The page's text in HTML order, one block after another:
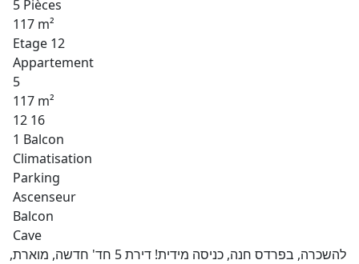
5 Pièces
117 m²
Etage 12
Appartement
5
117 m²
12 16
1 Balcon
Climatisation
Parking
Ascenseur
Balcon
Cave
להשכרה, בפרדס חנה, כניסה מידית! דירת 5 חד' חדשה, מוארת,